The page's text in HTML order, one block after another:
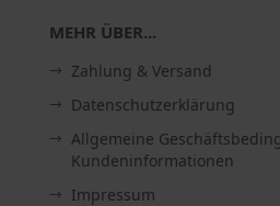
MEHR ÜBER...
Zahlung & Versand
Datenschutzerklärung
Allgemeine
Kundeninformationen
Impressum